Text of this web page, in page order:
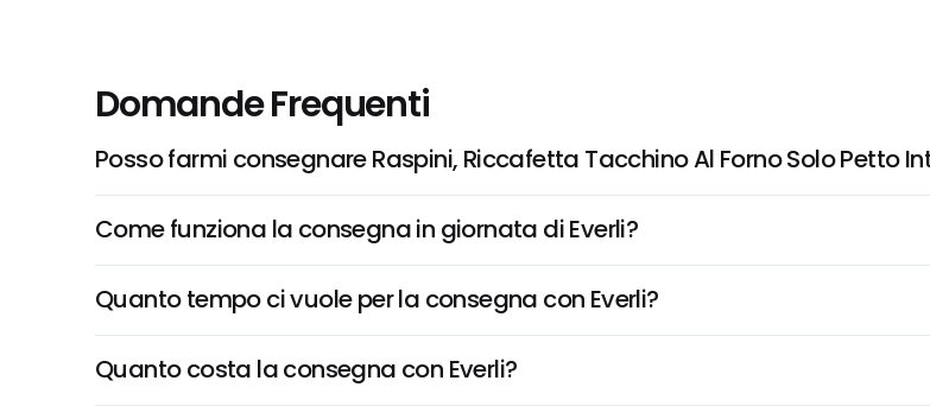
Domande Frequenti
Posso farmi consegnare Raspini, Riccafetta Tacchino Al Forno Solo Petto
Come funziona la consegna in giornata di Everli?
Quanto tempo ci vuole per la consegna con Everli?
Quanto costa la consegna con Everli?